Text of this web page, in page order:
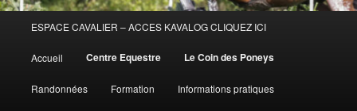
principal
ESPACE CAVALIER – ACCES KAVALOG CLIQUEZ ICI
Accueil Centre Equestre Le Coin des Poneys
Randonnées Formation Informations pratiques